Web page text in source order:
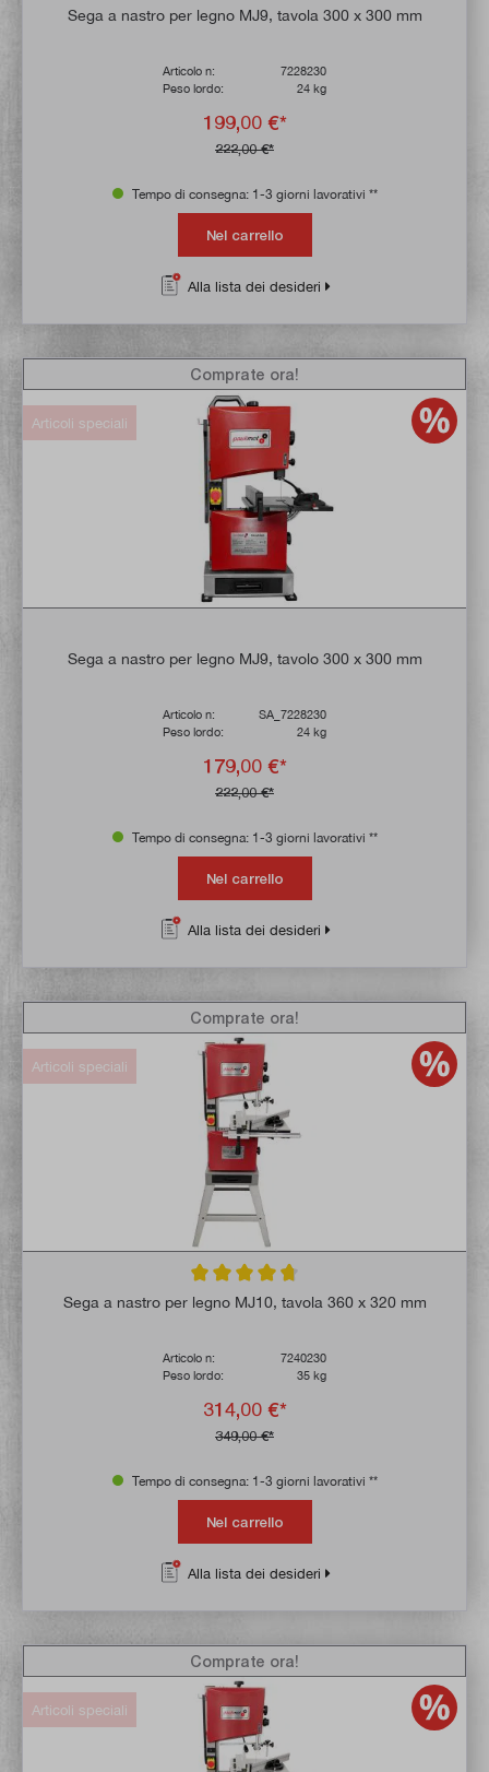
Valutazione media di 4.7 su 5 stelle
Sega a nastro per legno MJ9, tavola 300 x 300 mm
Articolo n:
7228230
Peso lordo:
24 kg
199,00 €*
222,00 €*
Tempo di consegna: 1-3 giorni lavorativi **
Nel carrello
Alla lista dei desideri
Articoli speciali
Sega a nastro per legno MJ9, tavolo 300 x 300 mm
Articolo n:
SA_7228230
Peso lordo:
24 kg
179,00 €*
222,00 €*
Comprate ora!
Tempo di consegna: 1-3 giorni lavorativi **
Nel carrello
Alla lista dei desideri
Articoli speciali
Valutazione media di 4.7 su 5 stelle
Sega a nastro per legno MJ10, tavola 360 x 320 mm
Articolo n:
7240230
Peso lordo:
35 kg
314,00 €*
349,00 €*
Comprate ora!
Tempo di consegna: 1-3 giorni lavorativi **
Nel carrello
Alla lista dei desideri
Articoli speciali
Comprate ora!